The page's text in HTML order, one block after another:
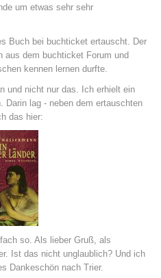
um etwas sehr sehr
Buch bei buchticket ertauscht. Der
aus dem buchticket Forum und
kennen lernen durfte.
und nicht nur das. Ich erhielt ein
lag - neben dem ertauschten
das hier:
so. Als lieber Gruß, als
Ist das nicht unglaublich? Und ich
Dankeschön nach Trier.